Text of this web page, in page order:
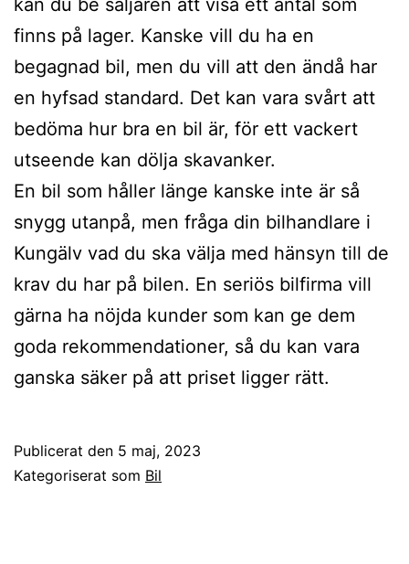
finns på lager. Kanske vill du ha en
begagnad bil, men du vill att den ändå har
en hyfsad standard. Det kan vara svårt att
bedöma hur bra en bil är, för ett vackert
utseende kan dölja skavanker.
En bil som håller länge kanske inte är så
snygg utanpå, men fråga din bilhandlare i
Kungälv vad du ska välja med hänsyn till de
krav du har på bilen. En seriös bilfirma vill
gärna ha nöjda kunder som kan ge dem
goda rekommendationer, så du kan vara
ganska säker på att priset ligger rätt.
Publicerat den 5 maj, 2023
Kategoriserat som Bil